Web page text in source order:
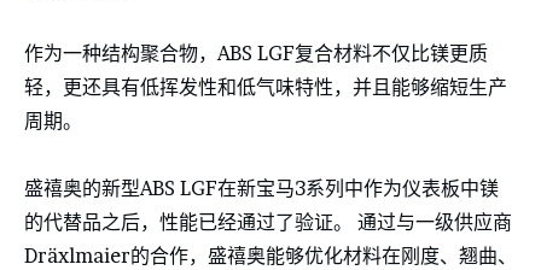
作为一种结构聚合物，ABS LGF复合材料不仅比镁更质
轻，更还具有低挥发性和低气味特性，并且能够缩短生产
周期。
盛禧奥的新型ABS LGF在新宝马3系列中作为仪表板中镁
的代替品之后，性能已经通过了验证。 通过与一级供应商
Dräxlmaier的合作，盛禧奥能够优化材料在刚度、翘曲、